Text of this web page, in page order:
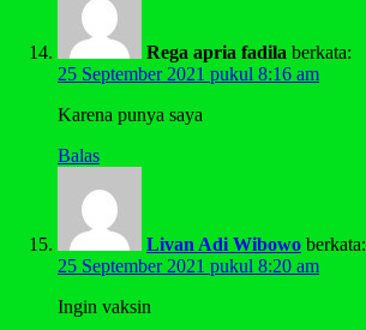
Rega apria fadila berkata:
25 September 2021 pukul 8:16 am
Karena punya saya
Balas
Livan Adi Wibowo berkata:
25 September 2021 pukul 8:20 am
Ingin vaksin